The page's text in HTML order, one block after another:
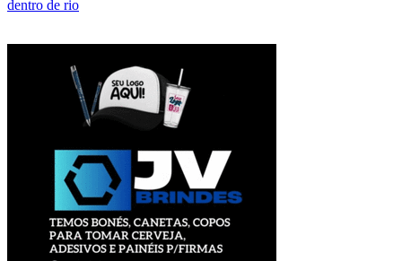
dentro de rio